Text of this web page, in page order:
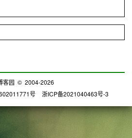
客园 © 2004-2026
号
浙ICP备2021040463号-3